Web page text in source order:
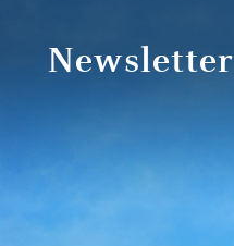
Newsletter